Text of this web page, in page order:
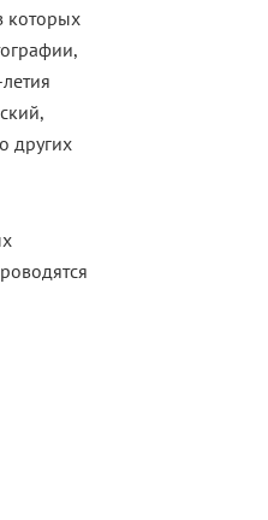
которых
других